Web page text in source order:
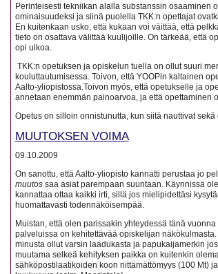
Perinteisesti tekniikan alalla substanssin osaaminen
ominaisuudeksi ja siinä puolella TKK:n opettajat
En kuitenkaan usko, että kukaan voi väittää, että
tieto on osattava välittää kuulijoille. On tärkeää, että
opi ulkoa.
TKK:n opetuksen ja opiskelun tuella on ollut suuri
kouluttautumisessa. Toivon, että YOOPin kaltainen
Aalto-yliopistossa.Toivon myös, että opetukselle ja
annetaan enemmän painoarvoa, ja että opettaminen
Opetus on silloin onnistunutta, kun siitä nauttivat
MUUTOKSEN VOIMA
09.10.2009
On sanottu, että Aalto-yliopisto kannatti perustaa jo
muutossaa asiat parempaan suuntaan. Käynnissä
kannattaa ottaa kaikki irti, sillä jos mielipidettäsi
huomattavasti todennäköisempää.
Muistan, että olen parissakin yhteydessä tänä vuonna
palveluissa on kehitettävää opiskelijan
minusta ollut varsin laadukasta ja papukaijamerkin
muutama selkeä kehityksen paikka on kuitenkin
sähköpostilaatikoiden koon riittämättömyys (100 Mt)